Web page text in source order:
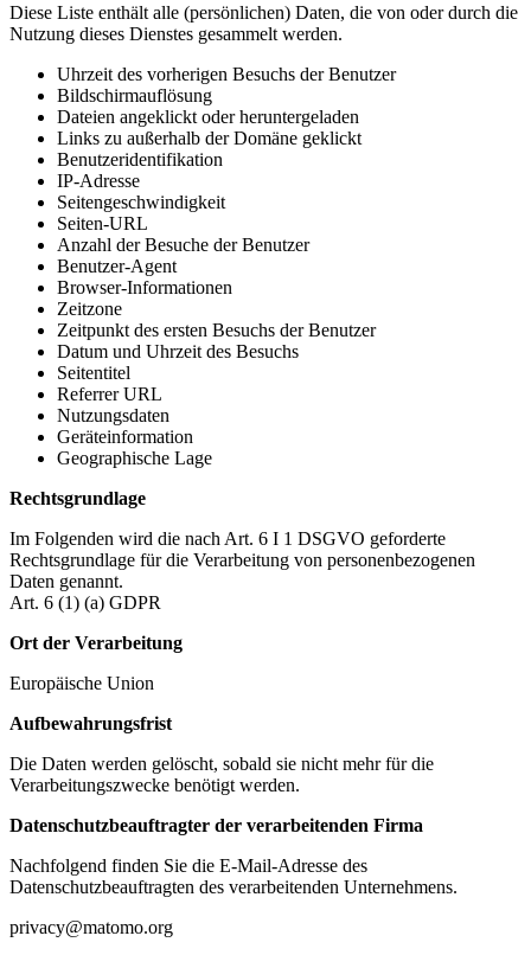
Diese Liste enthält alle (persönlichen) Daten, die von oder durch die
Nutzung dieses Dienstes gesammelt werden.
Uhrzeit des vorherigen Besuchs der Benutzer
Bildschirmauflösung
Dateien angeklickt oder heruntergeladen
Links zu außerhalb der Domäne geklickt
Benutzeridentifikation
IP-Adresse
Seitengeschwindigkeit
Seiten-URL
Anzahl der Besuche der Benutzer
Benutzer-Agent
Browser-Informationen
Zeitzone
Zeitpunkt des ersten Besuchs der Benutzer
Datum und Uhrzeit des Besuchs
Seitentitel
Referrer URL
Nutzungsdaten
Geräteinformation
Geographische Lage
Rechtsgrundlage
Im Folgenden wird die nach Art. 6 I 1 DSGVO geforderte
Rechtsgrundlage für die Verarbeitung von personenbezogenen
Daten genannt.
Art. 6 (1) (a) GDPR
Ort der Verarbeitung
Europäische Union
Aufbewahrungsfrist
Die Daten werden gelöscht, sobald sie nicht mehr für die
Verarbeitungszwecke benötigt werden.
Datenschutzbeauftragter der verarbeitenden Firma
Nachfolgend finden Sie die E-Mail-Adresse des
Datenschutzbeauftragten des verarbeitenden Unternehmens.
privacy@matomo.org